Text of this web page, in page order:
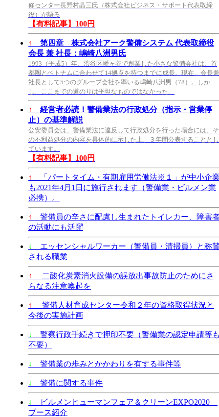
修センター長野村晶三氏（株式会社ビジネス・サポート代表取締
役）が語る
【有料記事】100円
↑
第四章 株式会社アーク警備システム 代表取締役
会長 兼 社長：嶋崎八洲男氏
1993（平成5）年、渋谷区幡ヶ谷で創業した小さな警備会社は、首
都圏とベトナムに合わせて14拠点を持つまでに成長。現在、会長兼
社長として5つのグループ会社を率いる嶋崎八洲男（78）。しか
し、ここまでの道のりは平坦なものではなかった。
↑
経営者必読！警備業法の行政処分（指示・営業停
止）の基準解説
公安委員会は、警備業法に違反して行政処分を行った場合には、そ
の不利益処分の内容を具体的に示した上、３年間公表することとし
ています。
【有料記事】100円
↑
「パートタイム・有期雇用労働法※１」が中小企
も2021年4月1日に施行されます（警備業・ビルメン業
必携）。
↑
警備員の辛さに配慮し生まれたトイレカー、障害
の活動にも活躍
↓
エッセンシャルワーカー（警備員・清掃員）と称
される職業
↑
二酸化炭素消火設備の誤放出事故防止のためにさ
らなる注意喚起を
↑
警備人材育成センター令和２年の資格取得状況と
今後の実施計画
↓
警察行政手続きで押印不要（警備業の認定申請等
不要）
↓ 警備業の歩みとかかわりを有する事件等
↓ 警備に関する事件
↓
ビルメンヒューマンフェア＆クリーンEXPO2020
ブース紹介